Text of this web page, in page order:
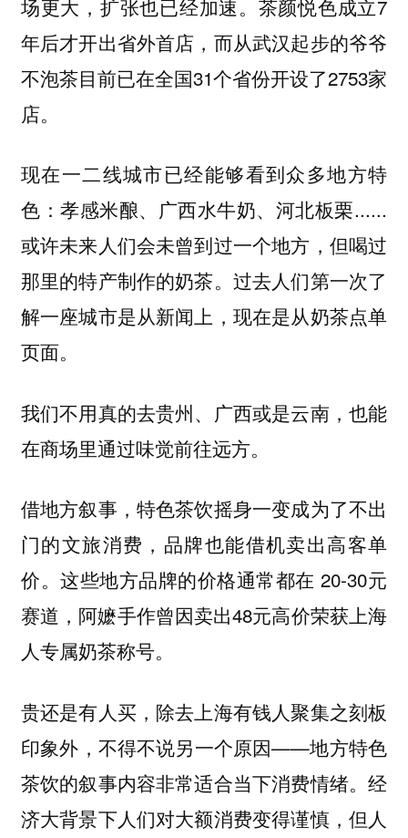
场更大，扩张也已经加速。茶颜悦色成立7
年后才开出省外首店，而从武汉起步的爷爷
不泡茶目前已在全国31个省份开设了2753家
店。
现在一二线城市已经能够看到众多地方特
色：孝感米酿、广西水牛奶、河北板栗......
或许未来人们会未曾到过一个地方，但喝过
那里的特产制作的奶茶。过去人们第一次了
解一座城市是从新闻上，现在是从奶茶点单
页面。
我们不用真的去贵州、广西或是云南，也能
在商场里通过味觉前往远方。
借地方叙事，特色茶饮摇身一变成为了不出
门的文旅消费，品牌也能借机卖出高客单
价。这些地方品牌的价格通常都在 20-30元
赛道，阿嬷手作曾因卖出48元高价荣获上海
人专属奶茶称号。
贵还是有人买，除去上海有钱人聚集之刻板
印象外，不得不说另一个原因——地方特色
茶饮的叙事内容非常适合当下消费情绪。经
济大背景下人们对大额消费变得谨慎，但人